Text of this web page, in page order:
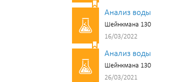
Анализ воды
Шейнкмана 130
16/03/2022
Анализ воды
Шейнкмана 130
26/03/2021